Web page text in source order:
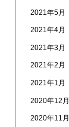
2021年5月
2021年4月
2021年3月
2021年2月
2021年1月
2020年12月
2020年11月